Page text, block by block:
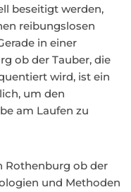
beseitigt werden,
reibungslosen
in einer
ob der Tauber, die
wird, ist ein
um den
am Laufen zu
Rothenburg ob der
und Methoden